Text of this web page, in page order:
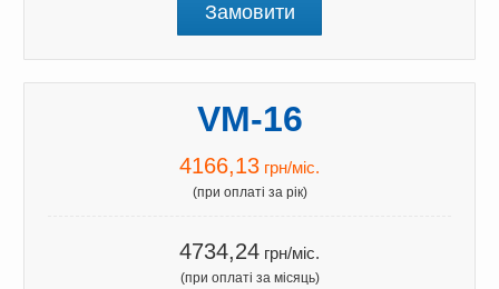
Замовити
VM-16
4166,13 грн/міс.
(при оплаті за рік)
4734,24 грн/міс.
(при оплаті за місяць)